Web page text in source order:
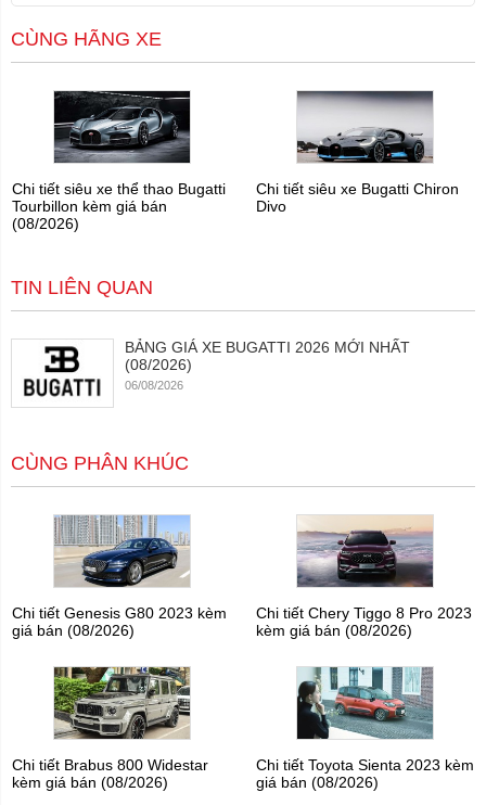
CÙNG HÃNG XE
Chi tiết siêu xe thể thao Bugatti
Tourbillon kèm giá bán
(08/2026)
Chi tiết siêu xe Bugatti Chiron
Divo
TIN LIÊN QUAN
BẢNG GIÁ XE BUGATTI 2026 MỚI NHẤT
(08/2026)
06/08/2026
CÙNG PHÂN KHÚC
Chi tiết Genesis G80 2023 kèm
giá bán (08/2026)
Chi tiết Chery Tiggo 8 Pro 2023
kèm giá bán (08/2026)
Chi tiết Brabus 800 Widestar
kèm giá bán (08/2026)
Chi tiết Toyota Sienta 2023 kèm
giá bán (08/2026)